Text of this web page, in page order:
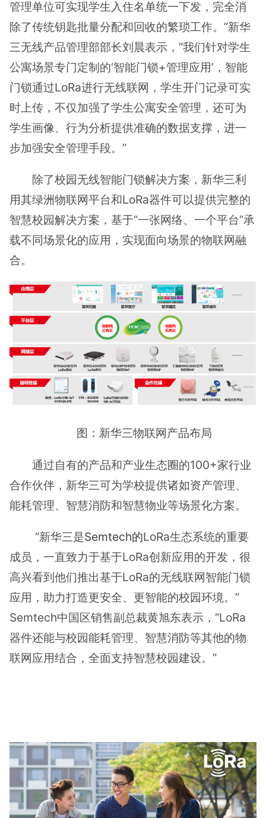
管理单位可实现学生入住名单统一下发，完全消
除了传统钥匙批量分配和回收的繁琐工作。”新华
三无线产品管理部部长刘晨表示，“我们针对学生
公寓场景专门定制的‘智能门锁+管理应用’，智能
门锁通过LoRa进行无线联网，学生开门记录可实
时上传，不仅加强了学生公寓安全管理，还可为
学生画像、行为分析提供准确的数据支撑，进一
步加强安全管理手段。”
除了校园无线智能门锁解决方案，新华三利
用其绿洲物联网平台和LoRa器件可以提供完整的
智慧校园解决方案，基于“一张网络、一个平台”承
载不同场景化的应用，实现面向场景的物联网融
合。
图：新华三物联网产品布局
通过自有的产品和产业生态圈的100+家行业
合作伙伴，新华三可为学校提供诸如资产管理、
能耗管理、智慧消防和智慧物业等场景化方案。
“新华三是Semtech的LoRa生态系统的重要
成员，一直致力于基于LoRa创新应用的开发，很
高兴看到他们推出基于LoRa的无线联网智能门锁
应用，助力打造更安全、更智能的校园环境。”
Semtech中国区销售副总裁黄旭东表示，“LoRa
器件还能与校园能耗管理、智慧消防等其他的物
联网应用结合，全面支持智慧校园建设。”